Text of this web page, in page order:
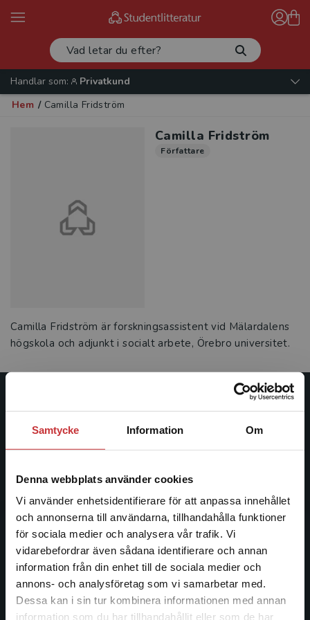
Samtycke Information Om
Denna webbplats använder cookies
Vi använder enhetsidentifierare för att anpassa innehållet
och annonserna till användarna, tillhandahålla funktioner
för sociala medier och analysera vår trafik. Vi
vidarebefordrar även sådana identifierare och annan
information från din enhet till de sociala medier och
annons- och analysföretag som vi samarbetar med.
Dessa kan i sin tur kombinera informationen med annan
information som du har tillhandahållit eller som de har
Begränsad fraktregion
Handlar som:
Privatkund
Hem / Camilla Fridström
Camilla Fridström
Författare
Camilla Fridström är forskningsassistent vid Mälardalens
högskola och adjunkt i socialt arbete, Örebro universitet.
Studentlitteratur
Studentlitteratur grundades 1963 och är idag Sveriges
facklitteratur, utbildningar och digitala
informationstjänster i utbudet, finns Studentlitteratur med
längs hela kunskapsresan.
Kontakta oss
Kontakta oss
046-31 20 00